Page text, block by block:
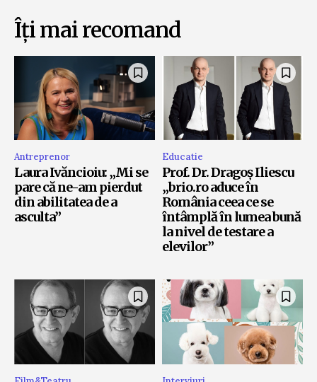
Îți mai recomand
Antreprenor
Laura Ivăncioiu: „Mi se
pare că ne-am pierdut
din abilitatea de a
asculta”
Educatie
Prof. Dr. Dragoș Iliescu
„brio.ro aduce în
România ceea ce se
întâmplă în lumea bună
la nivel de testare a
elevilor”